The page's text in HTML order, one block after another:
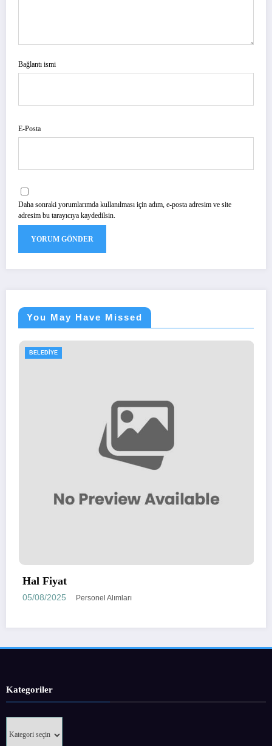
Bağlantı ismi
E-Posta
Daha sonraki yorumlarımda kullanılması için adım, e-posta adresim ve site
adresim bu tarayıcıya kaydedilsin.
You May Have Missed
Kategoriler